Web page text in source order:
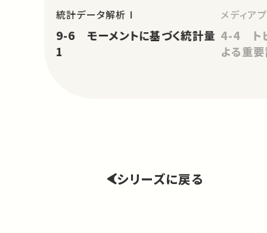
統計データ解析 I
9-6 モーメントに基づく統計量
1
メディア
4-4 ト
よる重
シリーズに戻る